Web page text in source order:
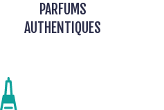
PARFUMS
AUTHENTIQUES